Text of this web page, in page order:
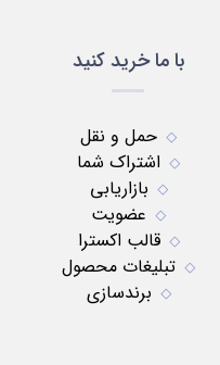
با ما خرید کنید
حمل و نقل
اشتراک شما
بازاریابی
عضویت
قالب اکسترا
تبلیغات محصول
برندسازی